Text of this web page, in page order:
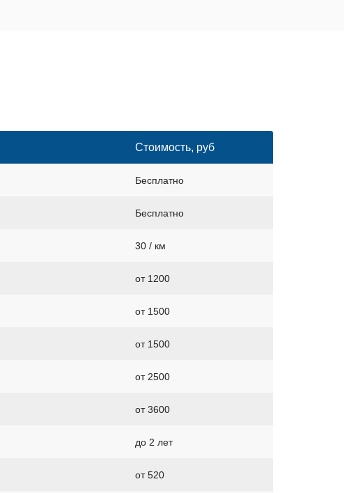
Стоимость, руб
Бесплатно
Бесплатно
30 / км
от 1200
от 1500
от 1500
от 2500
от 3600
до 2 лет
от 520